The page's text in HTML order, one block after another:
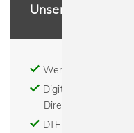
Unsere Leistungen
Werbeartikel -
Digitaldruck - Print
Direktdruck)
DTF - Digital to